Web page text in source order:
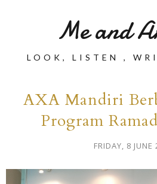
Me and
LOOK, LISTEN ,
AXA Mandiri
Program
FRIDAY, 8 JUNE